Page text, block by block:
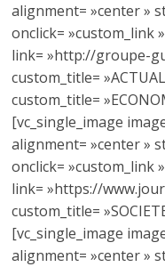
alignment= »center »
onclick= »custom_link
link= »http://groupe-
custom_title=
custom_title=
[vc_single_image
alignment= »center »
onclick= »custom_link
link= »https://
custom_title=
[vc_single_image
alignment= »center »